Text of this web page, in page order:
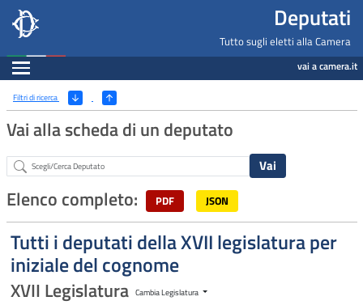
Deputati, Camera dei Deputati -
Salta al contenuto principale
Salta al menu di navigazione Deputati
Tutto sugli eletti alla Camera
Espandi vai a camera.it
Ricerca
Filtri di ricerca (Apri/Chiudi filtri)
Vai alla scheda di un deputato
Abstract
Elenco completo: PDF JSON
Tutti i deputati della XVII legislatura per
iniziale del cognome
XVII Legislatura Cambia Legislatura
Navigazione pagine di servizio
Fine pagina
Salta al contenuto principale
Salta al menu di navigazione
Vai a inizio pagina